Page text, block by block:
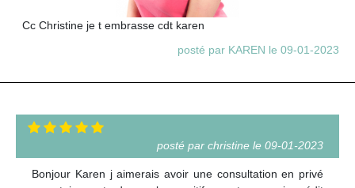
Cc Christine je t embrasse cdt karen
posté par KAREN le 09-01-2023
posté par christine le 09-01-2023
Bonjour Karen j aimerais avoir une consultation en privé